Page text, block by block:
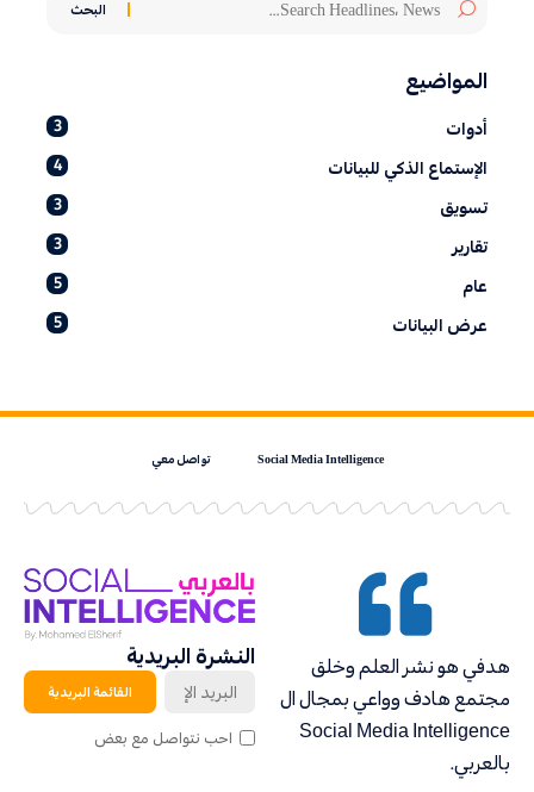
المواضيع
أدوات 3
الإستماع الذكي للبيانات 4
تسويق 3
تقارير 3
عام 5
عرض البيانات 5
Social Media Intelligence تواصل معي
هدفي هو نشر العلم وخلق
مجتمع هادف وواعي بمجال ال
Social Media Intelligence
بالعربي.
النشرة البريدية
احب نتواصل مع بعض